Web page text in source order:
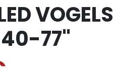
VOGELS
77"